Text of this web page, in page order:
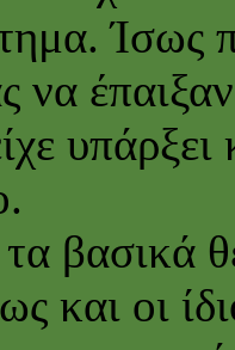
Ίσως
να
υπάρξει
βασικά
και οι